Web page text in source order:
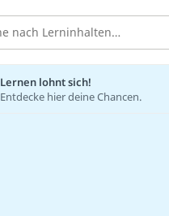
Lernen lohnt sich!
Entdecke hier deine Chancen.